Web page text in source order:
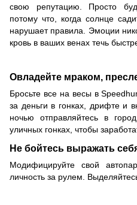
свою репутацию. Просто
потому что, когда солнце
нарушает правила. Эмоции
кровь в ваших венах течь
Овладейте мраком,
Бросьте все на весы в
за деньги в гонках, дрифте и
ночью отправляйтесь в
уличных гонках, чтобы
Не бойтесь выражать
Модифицируйте свой
личность за рулем.